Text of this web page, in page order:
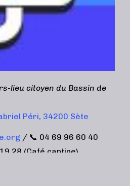
lieu citoyen du Bassin de
Péri, 34200 Sète
/ 📞 04 69 96 60 40
28 (Café cantine)